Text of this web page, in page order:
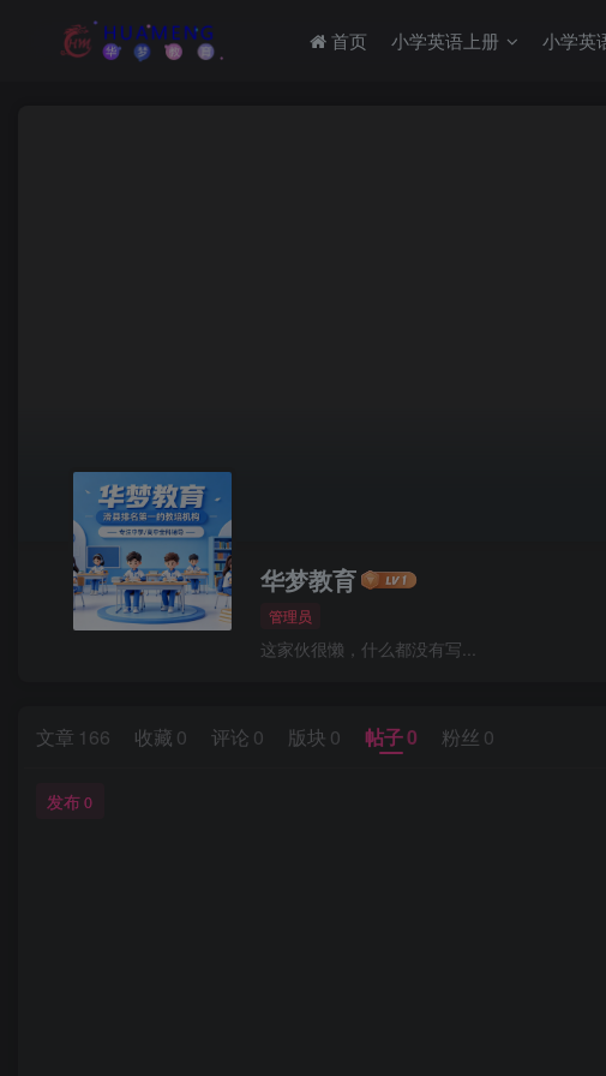
首页 小学英语上册 小学英
华梦教育
管理员
这家伙很懒，什么都没有写...
文章 166 收藏 0 评论 0 版块 0 帖子0 粉丝 0
发布0